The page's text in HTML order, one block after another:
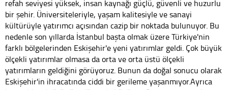
refah seviyesi yüksek, insan kaynağı güçlü, güvenli ve huzurlu
bir şehir. Üniversiteleriyle, yaşam kalitesiyle ve sanayi
kültürüyle yatırımcı açısından cazip bir noktada bulunuyor. Bu
nedenle son yıllarda İstanbul başta olmak üzere Türkiye'nin
farklı bölgelerinden Eskişehir'e yeni yatırımlar geldi. Çok büyük
ölçekli yatırımlar olmasa da orta ve orta üstü ölçekli
yatırımların geldiğini görüyoruz. Bunun da doğal sonucu olarak
Eskişehir'in ihracatında ciddi bir gerileme yaşanmıyor.Ayrıca